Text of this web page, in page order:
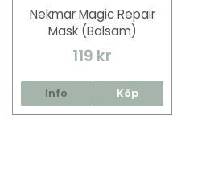
Nekmar Magic Repair
Mask (Balsam)
119 kr
Info Köp